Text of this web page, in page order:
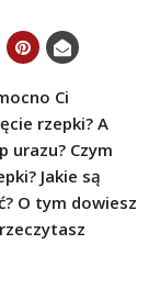
Ci
rzepki? A
urazu? Czym
Jakie są
O tym dowiesz